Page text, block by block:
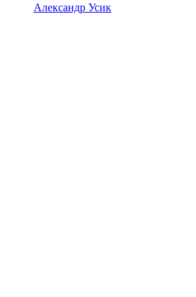
Александр Усик